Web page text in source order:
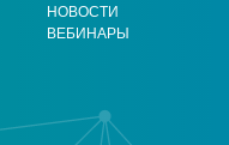
НОВОСТИ
ВЕБИНАРЫ